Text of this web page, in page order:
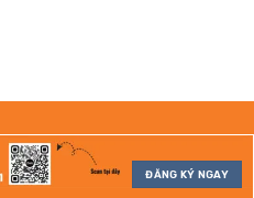
ĐĂNG KÝ NGAY